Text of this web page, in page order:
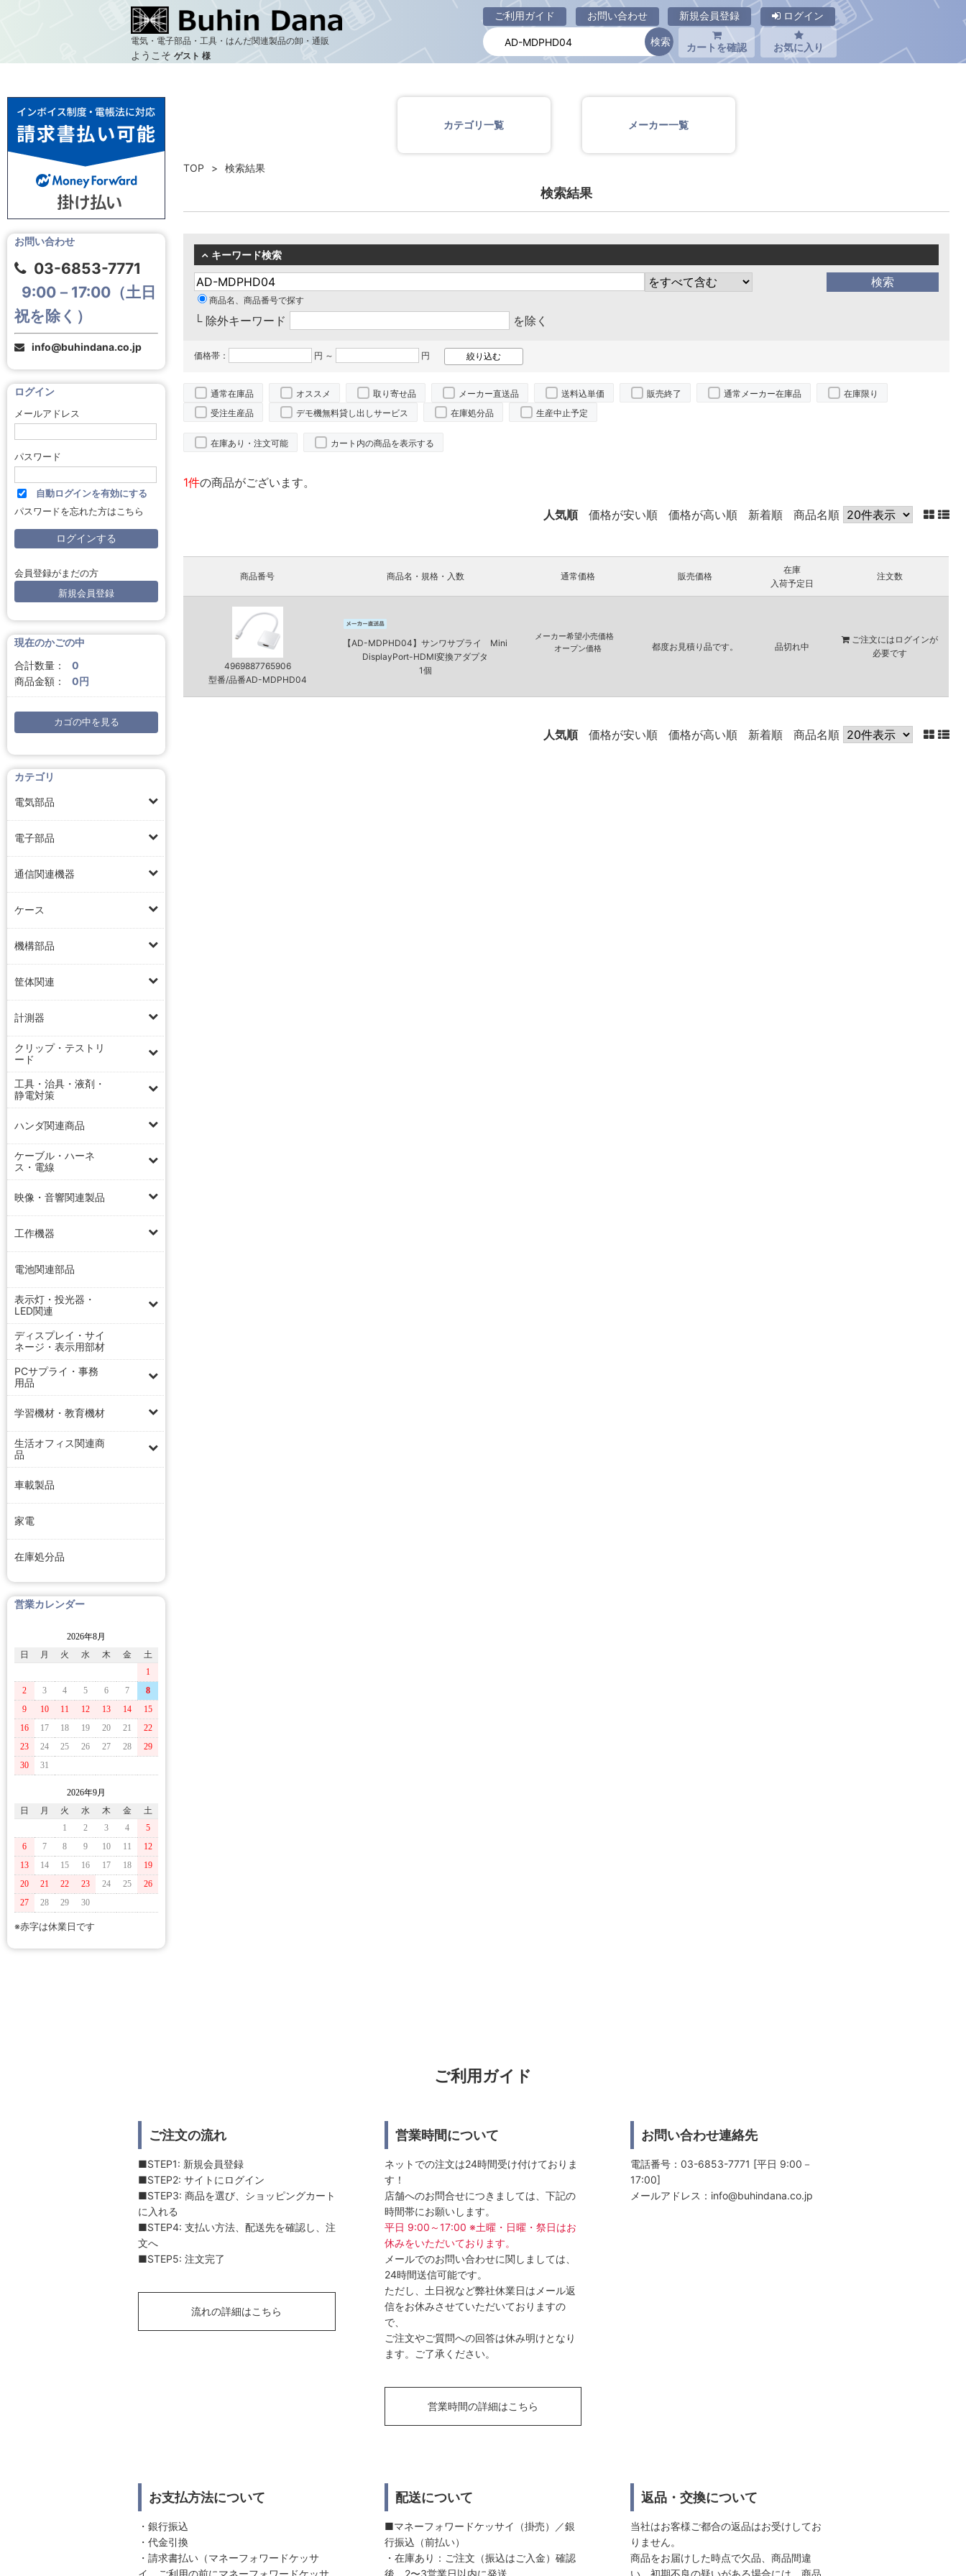
電気・電子部品・工具・はんだ関連製品の卸・通販
ようこそ ゲスト 様
ご利用ガイド お問い合わせ 新規会員登録 ログイン
カートを確認 お気に入り
商品一覧ページ
お問い合わせ
03-6853-7771
9:00－17:00（土日
祝を除く）
info@buhindana.co.jp
ログイン
メールアドレス
パスワード
自動ログインを有効にする
パスワードを忘れた方はこちら
会員登録がまだの方
新規会員登録
現在のかごの中
合計数量：
0
商品金額：
0円
カゴの中を見る
カテゴリ
電気部品
電子部品
通信関連機器
ケース
機構部品
筐体関連
計測器
クリップ・テストリ
ード
工具・治具・液剤・
静電対策
ハンダ関連商品
ケーブル・ハーネ
ス・電線
映像・音響関連製品
工作機器
電池関連部品
表示灯・投光器・
LED関連
ディスプレイ・サイ
ネージ・表示用部材
PCサプライ・事務
用品
学習機材・教育機材
生活オフィス関連商
品
車載製品
家電
在庫処分品
営業カレンダー
2026年8月
日
月 火 水 木 金
土
1
2
3 4 5 6 7
8
9
10 11 12 13 14
15
16
17 18 19 20 21
22
23
24 25 26 27 28
29
30
31
2026年9月
日
月 火 水 木 金
土
1
2 3 4
5
6
7 8 9 10 11
12
13
14 15 16 17 18
19
20
21 22 23 24 25
26
27
28 29 30
※赤字は休業日です
カテゴリ一覧 メーカー一覧
TOP 検索結果
検索結果
キーワード検索
商品名、商品番号で探す
└ 除外キーワード を除く
価格帯： 円 ～ 円
通常在庫品 オススメ 取り寄せ品 メーカー直送品 送料込単価 販売終了 通常メーカー在庫品
在庫限り
受注生産品
デモ機無料貸し出しサービス 在庫処分品 生産中止予定
在庫あり・注文可能 カート内の商品を表示する
1件の商品がございます。
人気順 価格が安い順 価格が高い順 新着順 商品名順
商品番号 商品名・規格・入数 通常価格 販売価格
在庫
入荷予定日
注文数
4969887765906
型番/品番AD-MDPHD04
【AD-MDPHD04】サンワサプライ Mini
DisplayPort-HDMI変換アダプタ
1個
メーカー希望小売価格
オープン価格
都度お見積り品です。 品切れ中
ご注文には ログインが
必要です
人気順 価格が安い順 価格が高い順 新着順 商品名順
ご利用ガイド
ご注文の流れ
■STEP1: 新規会員登録
■STEP2: サイトにログイン
■STEP3: 商品を選び、ショッピングカート
に入れる
■STEP4: 支払い方法、配送先を確認し、注
文へ
■STEP5: 注文完了
流れの詳細はこちら
営業時間について
ネットでの注文は24時間受け付けておりま
す！
店舗へのお問合せにつきましては、下記の
時間帯にお願いします。
平日 9:00～17:00 ※土曜・日曜・祭日はお
休みをいただいております。
メールでのお問い合わせに関しましては、
24時間送信可能です。
ただし、土日祝など弊社休業日はメール返
信をお休みさせていただいておりますの
で、
ご注文やご質問への回答は休み明けとなり
ます。ご了承ください。
営業時間の詳細はこちら
お問い合わせ連絡先
電話番号：03-6853-7771 [平日 9:00－
17:00]
メールアドレス： info@buhindana.co.jp
お支払方法について
・銀行振込
・代金引換
・請求書払い（マネーフォワードケッサ
イ。ご利用の前にマネーフォワードケッサ
配送について
■マネーフォワードケッサイ（掛売）／銀
行振込（前払い）
・在庫あり：ご注文（振込はご入金）確認
後、2〜3営業日以内に発送
返品・交換について
当社はお客様ご都合の返品はお受けしてお
りません。
商品をお届けした時点で欠品、商品間違
い、初期不良の疑いがある場合には、商品